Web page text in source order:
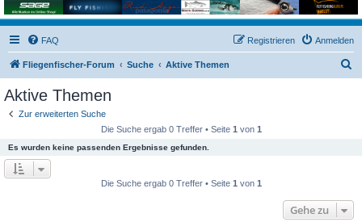
FAQ Anmelden
Registrieren
Fliegenfischer-Forum Suche Aktive Themen
Aktive Themen
Zur erweiterten Suche
Die Suche ergab 0 Treffer • Seite 1 von 1
Es wurden keine passenden Ergebnisse gefunden.
Die Suche ergab 0 Treffer • Seite 1 von 1
Gehe zu